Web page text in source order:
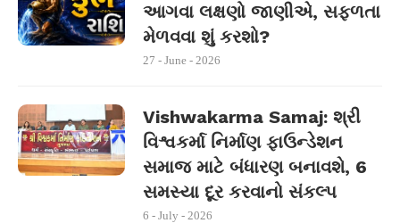
આગવા લક્ષણો જાણીએ, સફળતા
મેળવવા શું કરશો?
27 - June - 2026
Vishwakarma Samaj: શ્રી
વિશ્વકર્મા નિર્માણ ફાઉન્ડેશન
સમાજ માટે બંધારણ બનાવશે, 6
સમસ્યા દૂર કરવાનો સંકલ્પ
6 - July - 2026